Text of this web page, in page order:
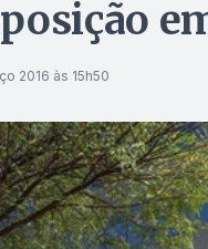
2016 às 15h50